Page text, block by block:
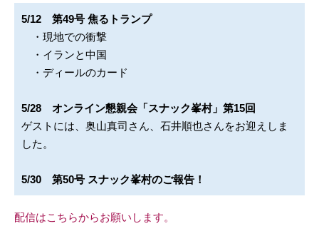
5/12 第49号 焦るトランプ
・現地での衝撃
・イランと中国
・ディールのカード
5/28 オンライン懇親会「スナック峯村」第15回
ゲストには、奥山真司さん、石井順也さんをお迎えしま
した。
5/30 第50号 スナック峯村のご報告！
配信はこちらからお願いします。